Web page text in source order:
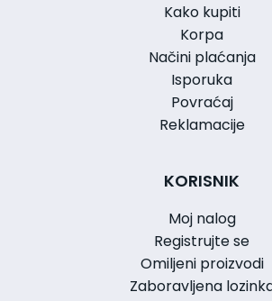
Kako kupiti
Korpa
Načini plaćanja
Isporuka
Povraćaj
Reklamacije
KORISNIK
Moj nalog
Registrujte se
Omiljeni proizvodi
Zaboravljena